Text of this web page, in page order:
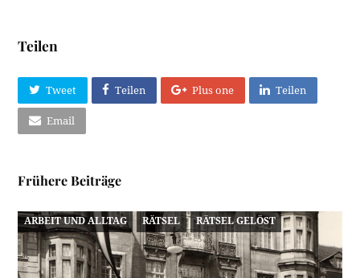
Teilen
Tweet Teilen Plus one Teilen
Email
Frühere Beiträge
ARBEIT UND ALLTAG RÄTSEL RÄTSEL GELÖST